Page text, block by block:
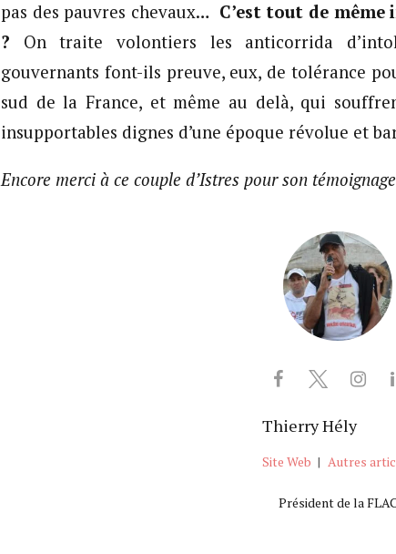
pas des pauvres chevaux… C’est tout de même
? On traite volontiers les anticorrida
gouvernants font-ils preuve, eux, de tolérance
sud de la France, et même au delà, qui
insupportables dignes d’une époque révolue et
Encore merci à ce couple d’Istres pour son
Thierry Hély
Site Web | Autres
Président de la